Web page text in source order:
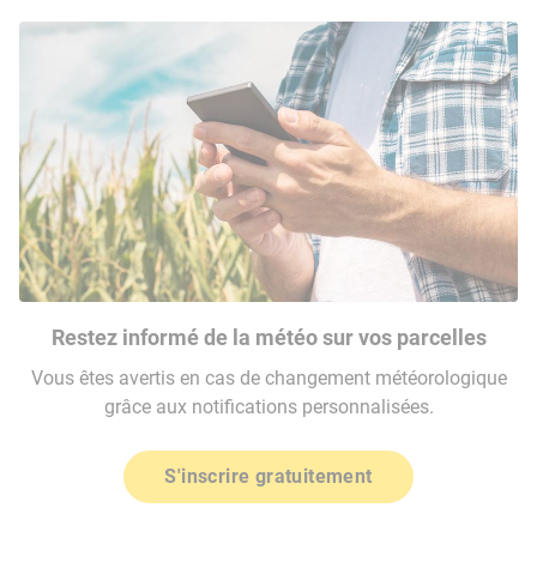
Restez informé de la météo sur vos parcelles
Vous êtes avertis en cas de changement météorologique
grâce aux notifications personnalisées.
S'inscrire gratuitement